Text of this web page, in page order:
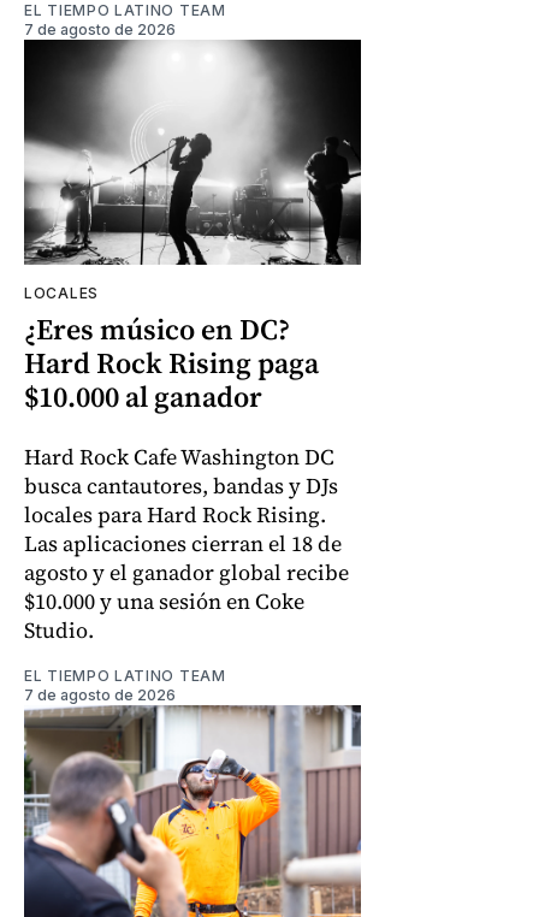
EL TIEMPO LATINO TEAM
7 de agosto de 2026
LOCALES
¿Eres músico en DC?
Hard Rock Rising paga
$10.000 al ganador
Hard Rock Cafe Washington DC
busca cantautores, bandas y DJs
locales para Hard Rock Rising.
Las aplicaciones cierran el 18 de
agosto y el ganador global recibe
$10.000 y una sesión en Coke
Studio.
EL TIEMPO LATINO TEAM
7 de agosto de 2026